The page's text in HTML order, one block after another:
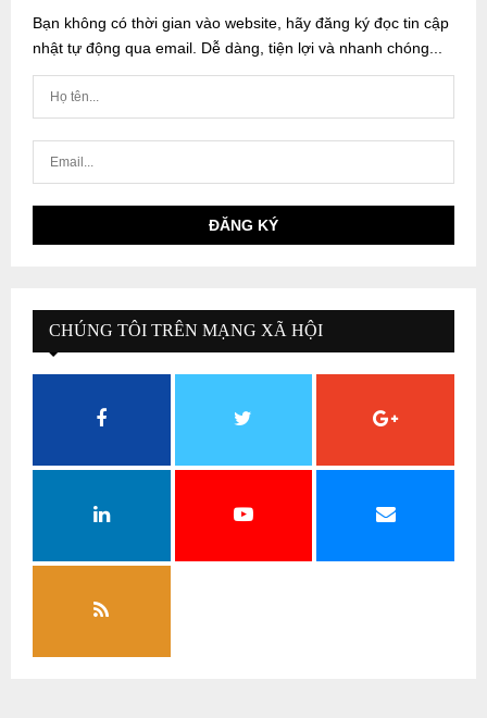
Bạn không có thời gian vào website, hãy đăng ký đọc tin cập
nhật tự động qua email. Dễ dàng, tiện lợi và nhanh chóng...
CHÚNG TÔI TRÊN MẠNG XÃ HỘI